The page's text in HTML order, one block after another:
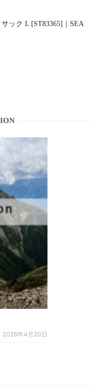
ック L [ST83365]｜SEA
2026年4月20日